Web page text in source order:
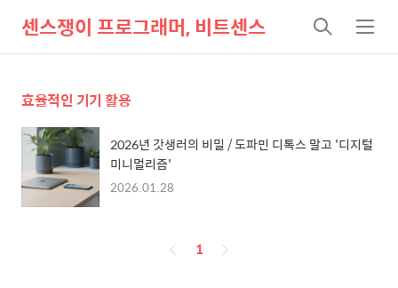
센스쟁이 프로그래머, 비트센스
검
색
메
뉴
효율적인 기기 활용
2026년 갓생러의 비밀 / 도파민 디톡스 말고 '디지털
미니멀리즘'
2026.01.28
페
1